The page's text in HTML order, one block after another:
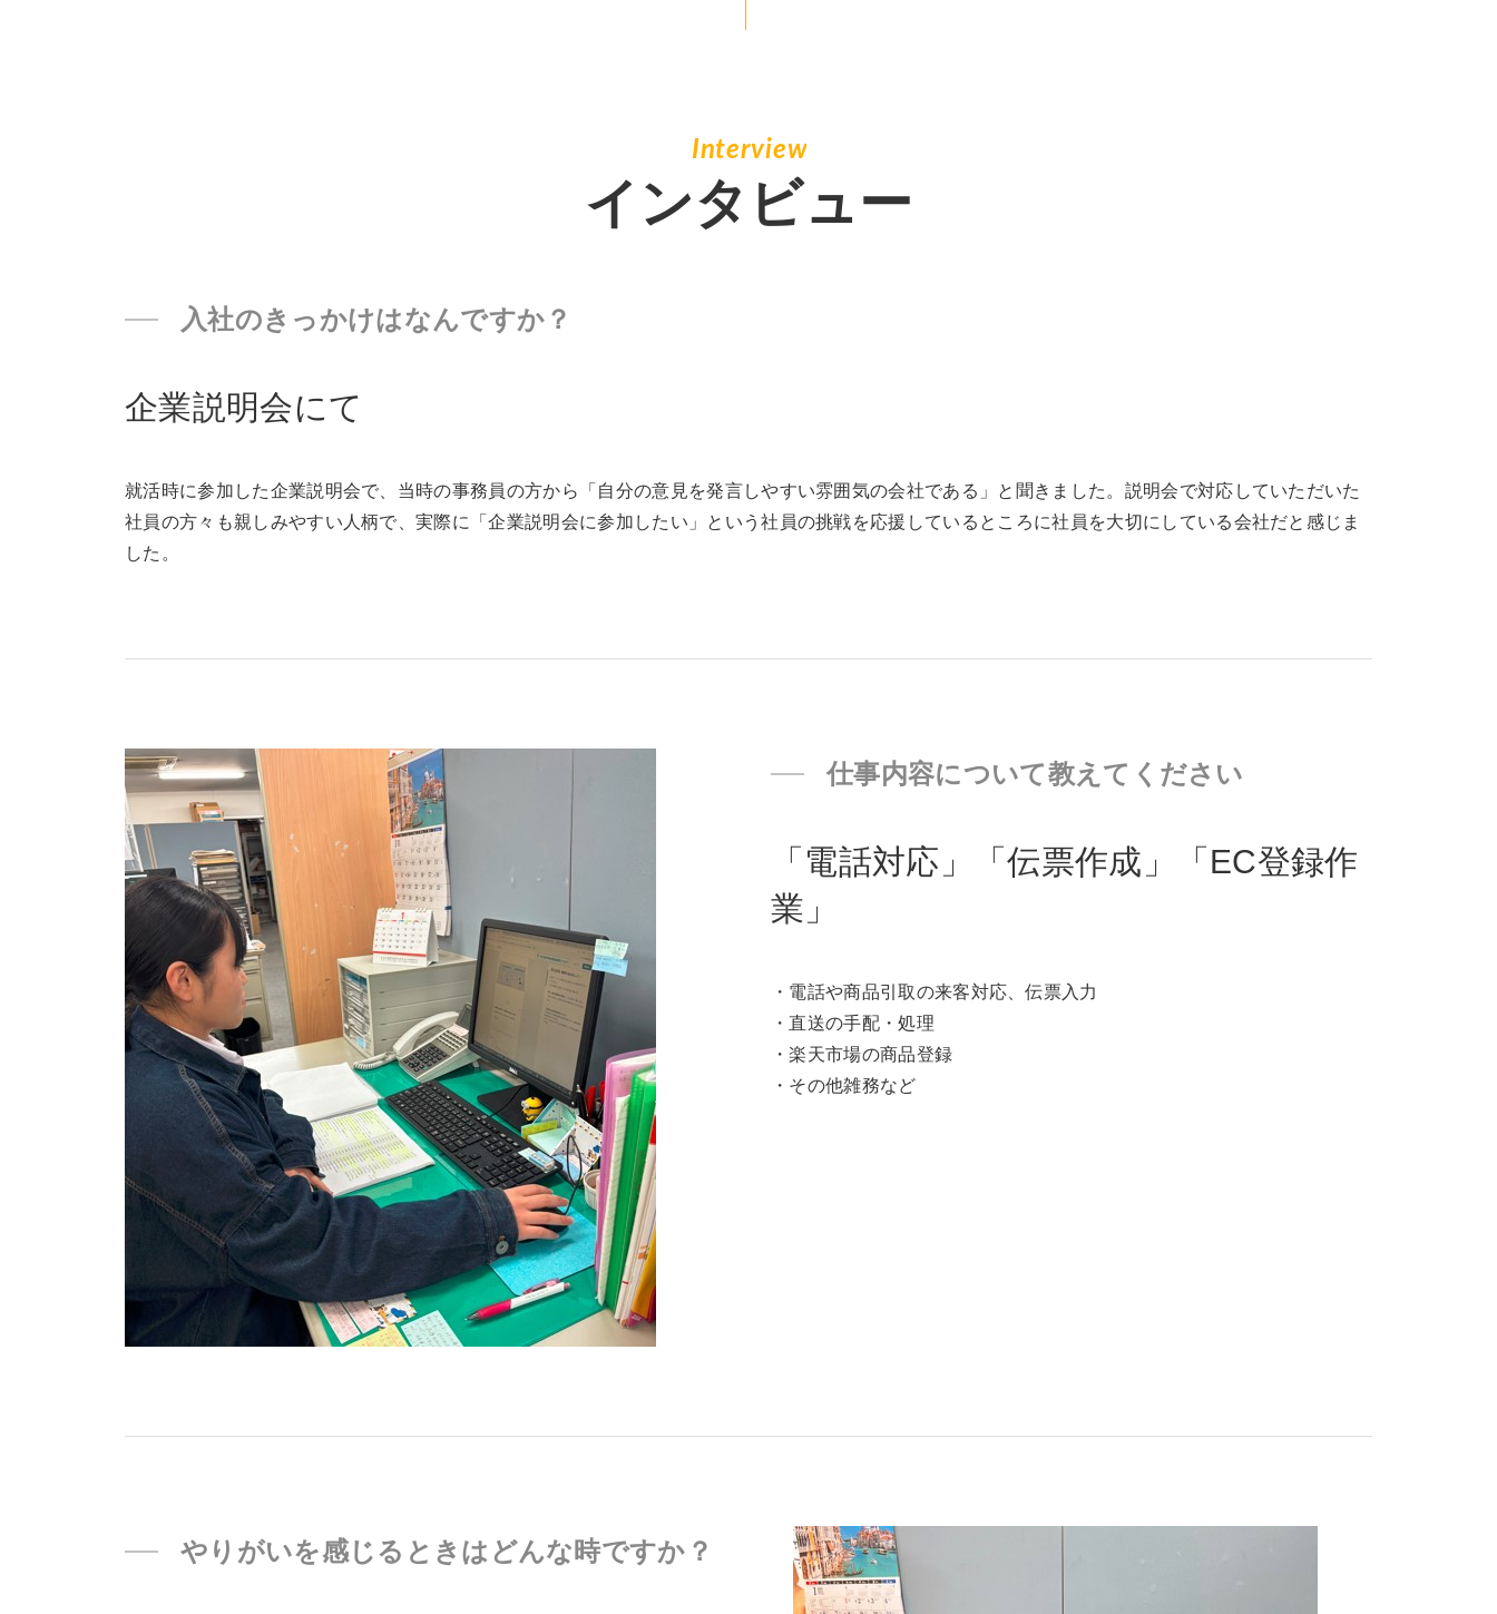
インタビュー
入社のきっかけはなんですか？
企業説明会にて
就活時に参加した企業説明会で、当時の事務員の方から「自分の意見を発言しやすい雰囲気の会社である」と聞きました。説明会で対応していただいた
社員の方々も親しみやすい人柄で、実際に「企業説明会に参加したい」という社員の挑戦を応援しているところに社員を大切にしている会社だと感じま
した。
仕事内容について教えてください
「電話対応」「伝票作成」「EC登録作
業」
・電話や商品引取の来客対応、伝票入力
・直送の手配・処理
・楽天市場の商品登録
・その他雑務など
やりがいを感じるときはどんな時ですか？